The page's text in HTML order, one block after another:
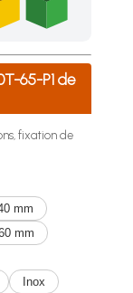
de pointes et
65-P1 de
fixation de
mm
mm
Inox